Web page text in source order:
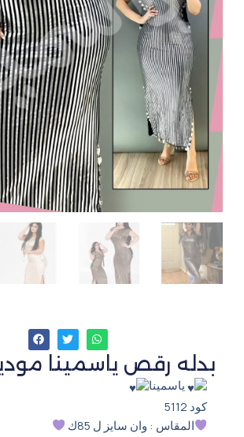
بدله رقص ياسمينا
ياسمينا
كود 5112
المقاس : وان سايز ل 85ك